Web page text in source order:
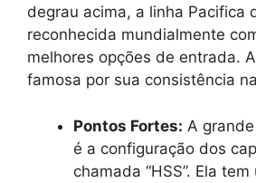
degrau acima, a linha Pacifica
reconhecida mundialmente
melhores opções de entrada.
famosa por sua consistência
Pontos Fortes: A
é a configuração dos
chamada “HSS”. Ela